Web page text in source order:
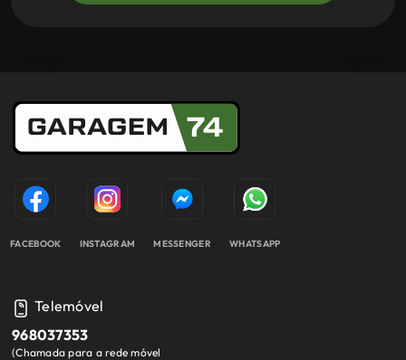
FACEBOOK INSTAGRAM MESSENGER WHATSAPP
Telemóvel
968037353
(Chamada para a rede móvel